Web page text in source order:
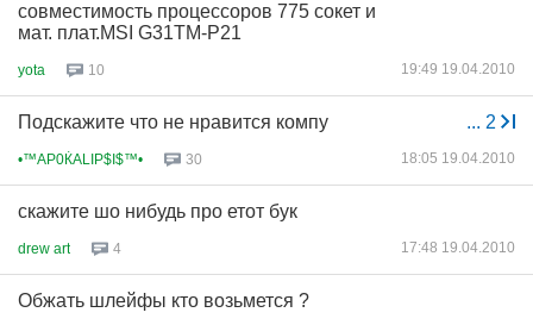
совместимость процессоров 775 сокет и
мат. плат.MSI G31TM-P21
yota 10 19:49 19.04.2010
... 2
Подскажите что не нравится компу
•™AP0ЌALIP$I$™• 30 18:05 19.04.2010
скажите шо нибудь про етот бук
drew art 4 17:48 19.04.2010
Обжать шлейфы кто возьмется ?